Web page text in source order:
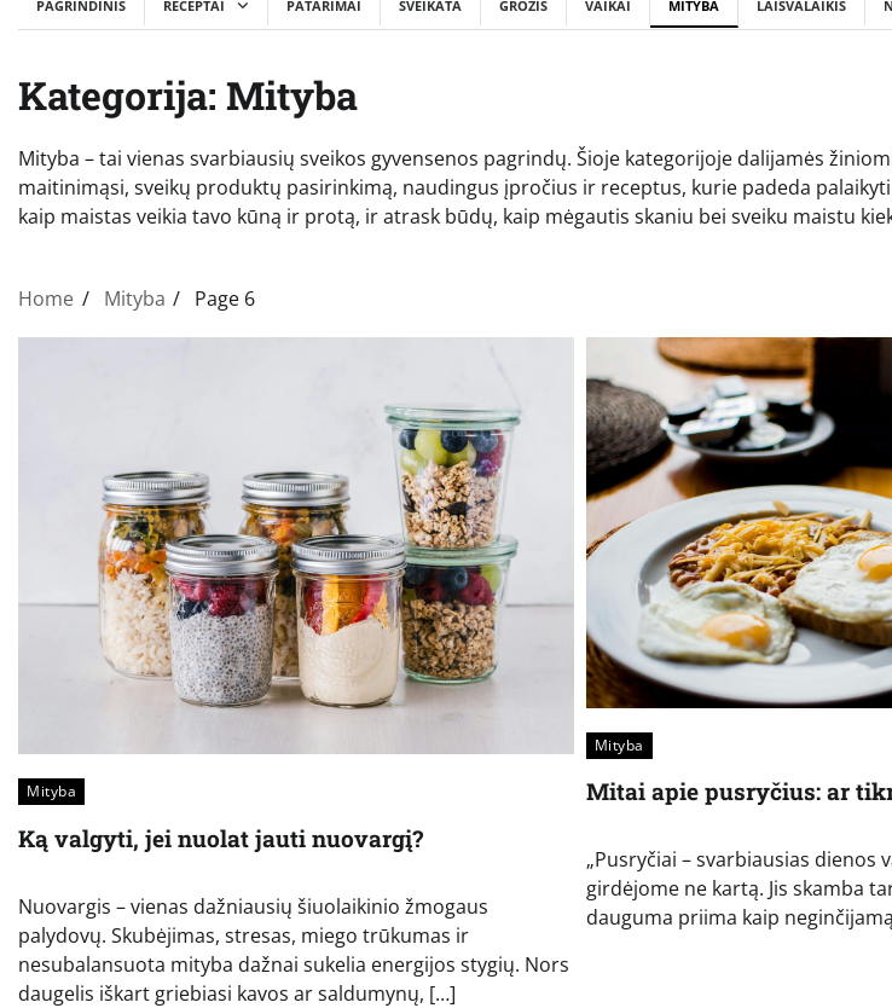
PAGRINDINIS RECEPTAI PATARIMAI SVEIKATA GROŽIS VAIKAI MITYBA LAISVALAIKIS
Kategorija: Mityba
Mityba – tai vienas svarbiausių sveikos gyvensenos pagrindų. Šioje kategorijoje dalijamės
maitinimąsi, sveikų produktų pasirinkimą, naudingus įpročius ir receptus, kurie padeda
kaip maistas veikia tavo kūną ir protą, ir atrask būdų, kaip mėgautis skaniu bei sveiku maistu
Home Mityba Page 6
Mityba
Ką valgyti, jei nuolat jauti nuovargį?
Nuovargis – vienas dažniausių šiuolaikinio žmogaus
palydovų. Skubėjimas, stresas, miego trūkumas ir
nesubalansuota mityba dažnai sukelia energijos stygių. Nors
daugelis iškart griebiasi kavos ar saldumynų, […]
Mityba
Mitai apie pusryčius: ar
„Pusryčiai – svarbiausias dienos
girdėjome ne kartą. Jis skamba
dauguma priima kaip